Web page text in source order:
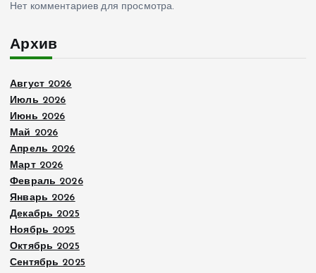
Нет комментариев для просмотра.
Архив
Август 2026
Июль 2026
Июнь 2026
Май 2026
Апрель 2026
Март 2026
Февраль 2026
Январь 2026
Декабрь 2025
Ноябрь 2025
Октябрь 2025
Сентябрь 2025